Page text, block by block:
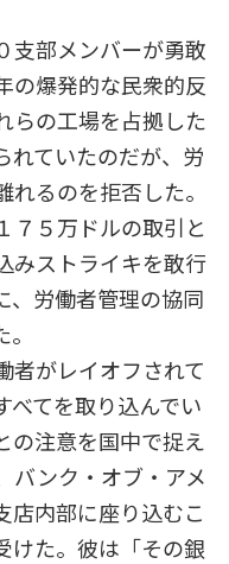
支部メンバーが勇敢
の爆発的な民衆的反
らの工場を占拠した
れていたのだが、労
るのを拒否した。
７５万ドルの取引と
みストライキを敢行
、労働者管理の協同
がレイオフされて
べてを取り込んでい
の注意を国中で捉え
バンク・オブ・アメ
店内部に座り込むこ
けた。彼は「その銀